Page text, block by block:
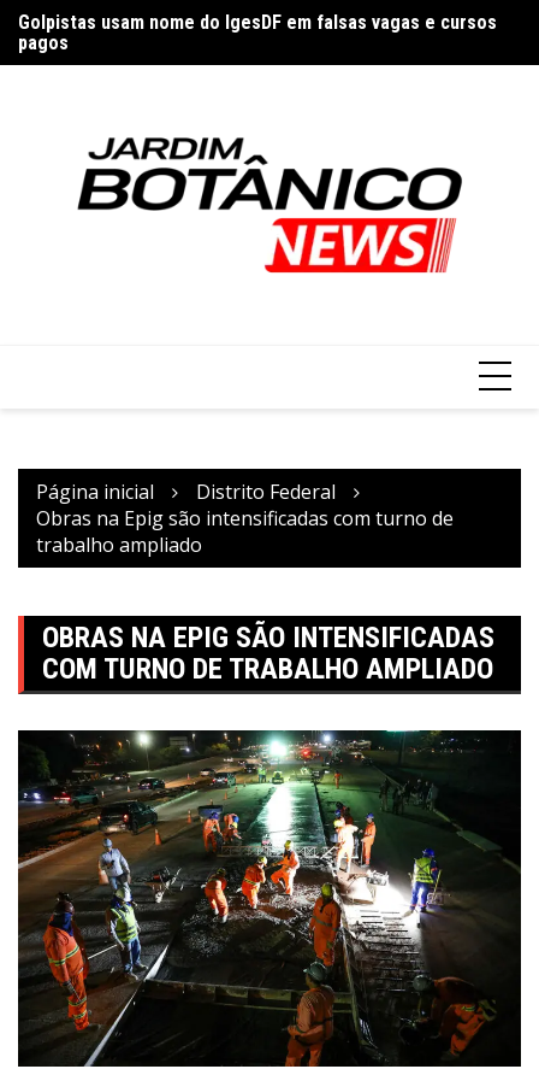
para
o
Golpistas usam nome do IgesDF em falsas vagas e cursos
pagos
Página inicial
Distrito Federal
Obras na Epig são intensificadas com turno de
trabalho ampliado
OBRAS NA EPIG SÃO INTENSIFICADAS
COM TURNO DE TRABALHO AMPLIADO